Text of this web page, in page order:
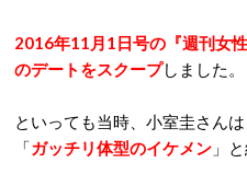
2016年11月1日号の『週刊女
のデートをスクープしました。
といっても当時、小室圭さん
「ガッチリ体型のイケメン 」